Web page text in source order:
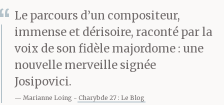
ils sont spéciaux. Ils
veulent savoir ce qu’ils
ressentent et ce qui leur
est arrivé pendant leur
enfance. Ils veulent
Le parcours d’un compositeur,
immense et dérisoire, raconté par la
voix de son fidèle majordome : une
nouvelle merveille signée
Josipovici.
Marianne Loing Charybde 27 : Le Blog